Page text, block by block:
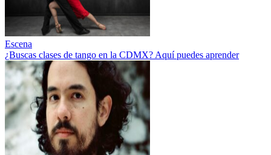
Escena
¿Buscas clases de tango en la CDMX? Aquí puedes aprender